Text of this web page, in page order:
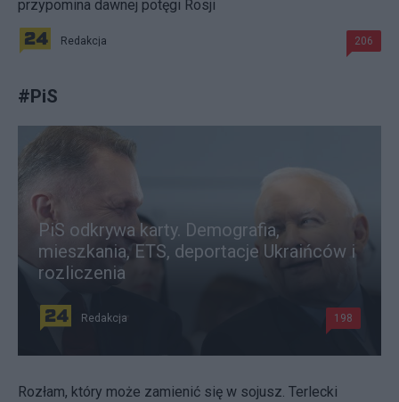
przypomina dawnej potęgi Rosji
Redakcja 206
#PiS
PiS odkrywa karty. Demografia,
mieszkania, ETS, deportacje Ukraińców i
rozliczenia
Redakcja 198
Rozłam, który może zamienić się w sojusz. Terlecki